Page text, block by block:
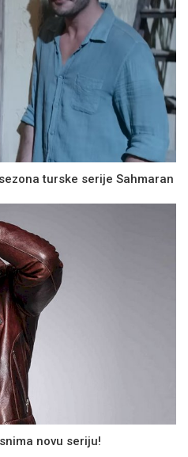
turske serije Sahmaran
novu seriju!